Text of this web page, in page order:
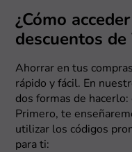
¿Cómo
descuentos de
Ahorrar en tus
rápido y fácil. En
dos formas de hacerlo:
Primero, te
utilizar los códigos
para ti: